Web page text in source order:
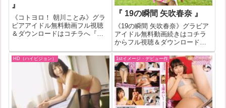
』
《コトヨロ！ 朝川ことみ》グラ
ビアアイドル無料動画フル視聴
＆ダウンロードはコチラへ『コ
動画紹介！一部作品はお試し無
料動画が見れない場合もありま
す。その場合はバナークリック
『 19の瞬間 矢吹春奈 』
《19の瞬間 矢吹春奈》グラビア
アイドル無料動画続きはコチラ
からフル視聴＆ダウンロードは
コチラへ『19の瞬間 矢吹春奈』
の作品IDが36987のグラビアアイ
ドル無料動画紹介！一部作品は
お試し無料動画が見れない場合
もあります。その場合はバナ
ー...
HD（ハイビジョン） 1stイメージ・デビュー作